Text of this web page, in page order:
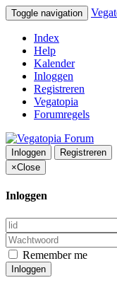
Toggle navigation
Index
Help
Kalender
Inloggen
Registreren
Vegatopia
Forumregels
Inloggen
Registreren
×Close
Inloggen
Remember me
Inloggen